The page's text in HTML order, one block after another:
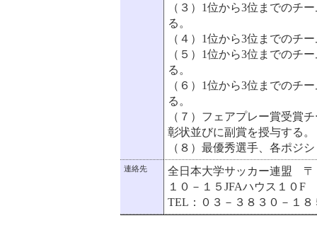
（３）1位から3位までのチ
る。
（４）1位から3位までのチ
（５）1位から3位までのチ
る。
（６）1位から3位までのチ
る。
（７）フェアプレー賞受賞
彰状並びに副賞を授与する。
（８）最優秀選手、各ポジ
連絡先
全日本大学サッカー連盟
１０－１５JFAハウス１０F
TEL：０３－３８３０－１